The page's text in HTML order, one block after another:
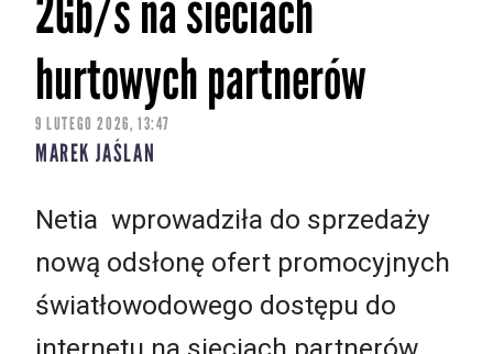
hurtowych partnerów
9 LUTEGO 2026, 13:47
MAREK JAŚLAN
Netia wprowadziła do sprzedaży
nową odsłonę ofert promocyjnych
światłowodowego dostępu do